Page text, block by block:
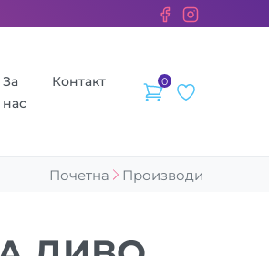
се донираат за бездомните
За
нас
Контакт 0
Почетна Производи